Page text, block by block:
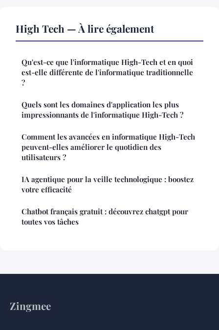
High Tech — À lire également
Qu'est-ce que l'informatique High-Tech et en quoi
est-elle différente de l'informatique traditionnelle
?
Quels sont les domaines d'application les plus
impressionnants de l'informatique High-Tech ?
Comment les avancées en informatique High-Tech
peuvent-elles améliorer le quotidien des
utilisateurs ?
IA agentique pour la veille technologique : boostez
votre efficacité
Chatbot français gratuit : découvrez chatgpt pour
toutes vos tâches
Zingmee